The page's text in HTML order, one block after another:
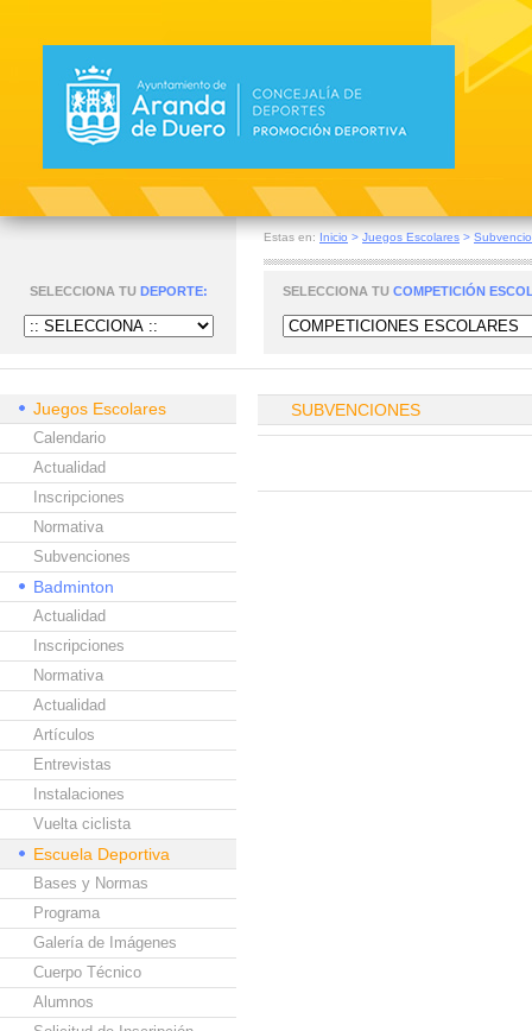
Estas en: Inicio > Juegos Escolares >
SELECCIONA TU DEPORTE: SELECCIONA TU COMPETICIÓN
Juegos Escolares
Calendario
Actualidad
Inscripciones
Normativa
Subvenciones
Badminton
Actualidad
Inscripciones
Normativa
Actualidad
Artículos
Entrevistas
Instalaciones
Vuelta ciclista
Escuela Deportiva
Bases y Normas
Programa
Galería de Imágenes
Cuerpo Técnico
Alumnos
SUBVENCIONES